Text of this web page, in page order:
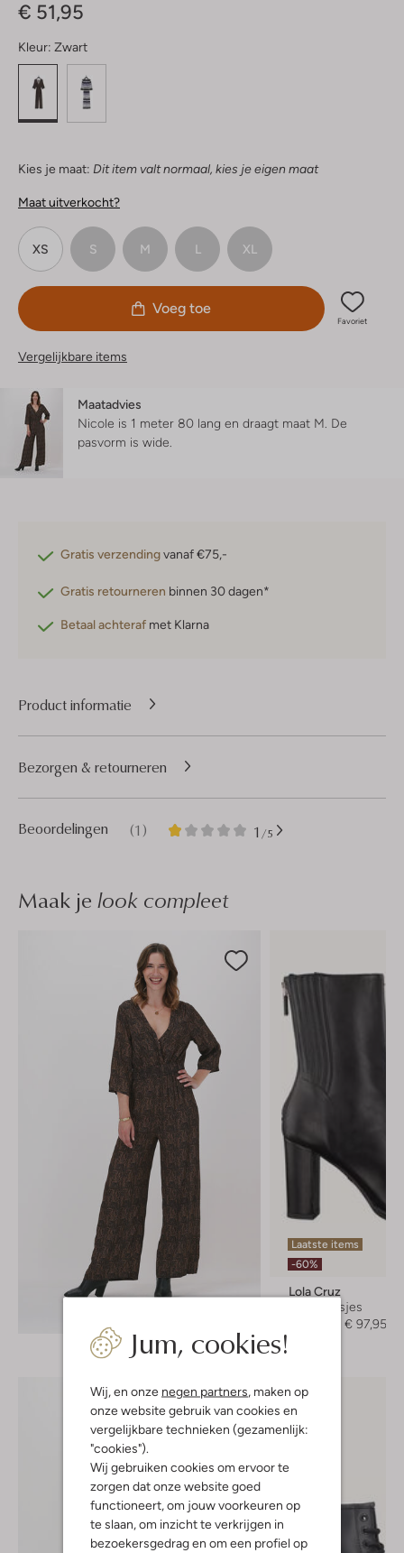
Jum, cookies!
Wij, en onze negen partners, maken op
onze website gebruik van cookies en
vergelijkbare technieken (gezamenlijk:
"cookies").
Wij gebruiken cookies om ervoor te
zorgen dat onze website goed
functioneert, om jouw voorkeuren op
te slaan, om inzicht te verkrijgen in
bezoekersgedrag en om een profiel op
€ 51,95
Kleur: Zwart
Kies je maat: Dit item valt normaal, kies je eigen maat
Maat uitverkocht?
XS S M L XL
Voeg toe
Favoriet
Vergelijkbare items
Maatadvies
Nicole is 1 meter 80 lang en draagt maat M. De
pasvorm is wide
Gratis verzendingvanaf €75,-
Gratis retourneren binnen 30 dagen*
Betaal achteraf met Klarna
Product informatie
Beoordelingen (1) 1 /5
1
1
Bezorgen & retourneren
Maak je look compleet
Laatste items
-60%
Lola Cruz
Enkellaarsjes
€ 97,95